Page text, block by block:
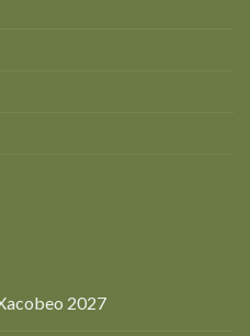
2027